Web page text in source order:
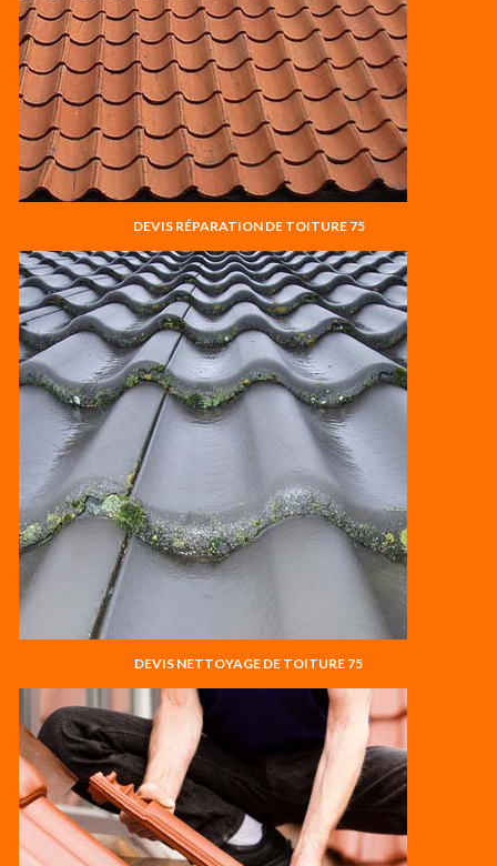
DEVIS RÉPARATION DE TOITURE 75
DEVIS NETTOYAGE DE TOITURE 75